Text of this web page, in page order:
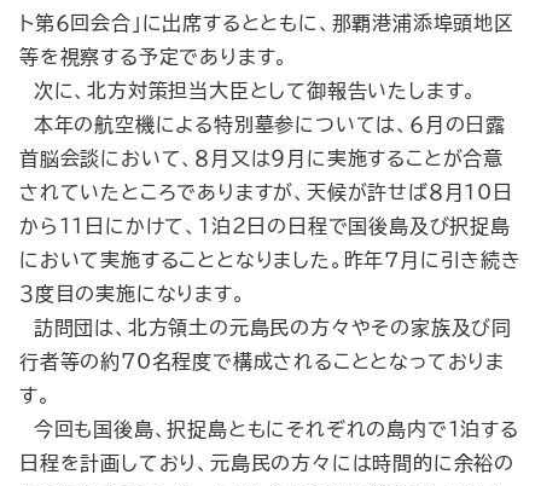
ト第６回会合」に出席するとともに、那覇港浦添埠頭地区
等を視察する予定であります。
次に、北方対策担当大臣として御報告いたします。
本年の航空機による特別墓参については、６月の日露
首脳会談において、８月又は９月に実施することが合意
されていたところでありますが、天候が許せば８月10日
から11日にかけて、１泊２日の日程で国後島及び択捉島
において実施することとなりました。昨年７月に引き続き
３度目の実施になります。
訪問団は、北方領土の元島民の方々やその家族及び同
行者等の約70名程度で構成されることとなっておりま
す。
今回も国後島、択捉島ともにそれぞれの島内で１泊する
日程を計画しており、元島民の方々には時間的に余裕の